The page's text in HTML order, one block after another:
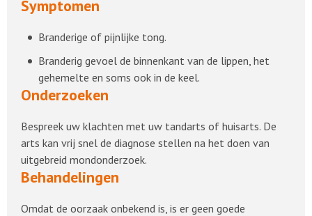
Symptomen
Branderige of pijnlijke tong.
Branderig gevoel de binnenkant van de lippen, het
gehemelte en soms ook in de keel.
Onderzoeken
Bespreek uw klachten met uw tandarts of huisarts. De
arts kan vrij snel de diagnose stellen na het doen van
uitgebreid mondonderzoek.
Behandelingen
Omdat de oorzaak onbekend is, is er geen goede